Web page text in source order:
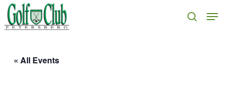
Skip
to
search
« All Events